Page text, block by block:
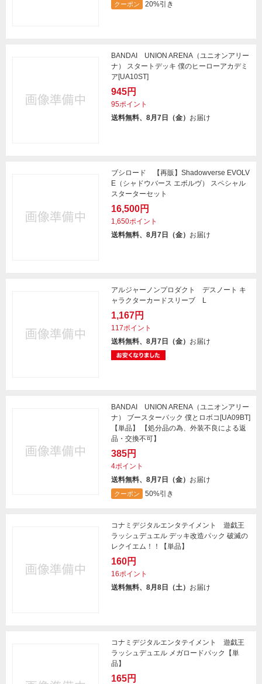
クーポン 20%引き
BANDAI UNION ARENA（ユニオンアリー
ナ） スタートデッキ 僕のヒーローアカデミ
ア[UA10ST]
945円
95ポイント
送料無料、8月7日（金） お届け
ブシロード 【再販】Shadowverse EVOLV
E（シャドウバース エボルヴ） スペシャル
スターターセット
16,500円
1,650ポイント
送料無料、8月7日（金） お届け
アルジャーノンプロダクト デスノート キ
ャラクターカードスリーブ L
1,167円
117ポイント
送料無料、8月7日（金） お届け
BANDAI UNION ARENA（ユニオンアリー
ナ） ブースターパック 僕とロボコ[UA09BT]
【単品】 【処分品の為、外装不良による返
品・交換不可】
385円
4ポイント
送料無料、8月7日（金） お届け
クーポン 50%引き
コナミデジタルエンタテイメント 遊戯王
ラッシュデュエル デッキ改造パック 破滅の
レクイエム！！【単品】
160円
16ポイント
送料無料、8月8日（土） お届け
コナミデジタルエンタテイメント 遊戯王
ラッシュデュエル メガロードパック【単
品】
165円